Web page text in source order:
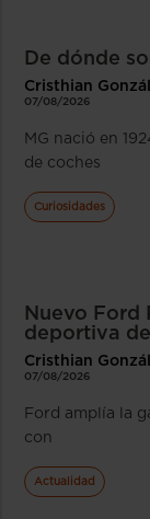
De dónde
Cristhian
07/08/2026
MG nació en
de coches
Curiosidades
Nuevo Ford
deportiva
Cristhian
07/08/2026
Ford amplía la
con
Actualidad